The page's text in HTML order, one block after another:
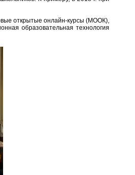
открытые онлайн-курсы (МООК),
образовательная технология